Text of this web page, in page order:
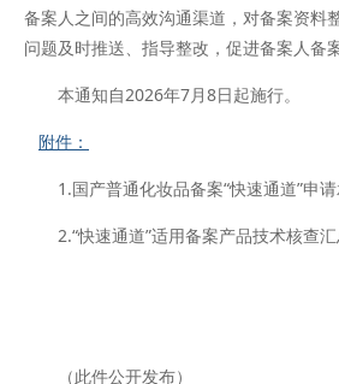
备案人之间的高效沟通渠道，对备案资料
问题及时推送、指导整改，促进备案人备
本通知自2026年7月8日起施行。
附件：
1.国产普通化妆品备案“快速通道”申请
2.“快速通道”适用备案产品技术核查
（此件公开发布）